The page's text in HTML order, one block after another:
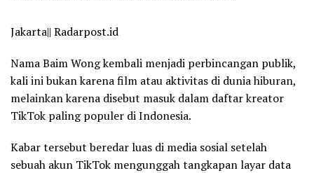
Jakarta|| Radarpost.id
Nama Baim Wong kembali menjadi perbincangan publik,
kali ini bukan karena film atau aktivitas di dunia hiburan,
melainkan karena disebut masuk dalam daftar kreator
TikTok paling populer di Indonesia.
Kabar tersebut beredar luas di media sosial setelah
sebuah akun TikTok mengunggah tangkapan layar data